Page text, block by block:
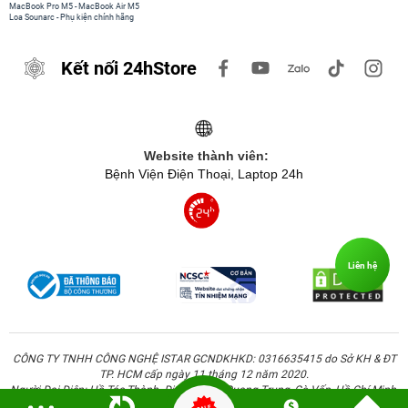
Với tổng công suất 20W, chiếc sạc nhanh này dễ dàng
sạc được hai thiết bị cùng một lúc. Mà không phải chi
đó người dùng có thể mua cục Innostyle Minigo Pro III
Dual này với giá 350.000 đồng. Mà lại gọn sạc được
nhiều thiết bị, đảm bảo được an toàn hơn. Trên thị
trường hiện tại, bạn khó có thể tìm thấy trên các phụ kiện
sạc 20W khác cùng phân khúc có nhiều khả năng vượt
MacBook Pro M5 - MacBook Air M5
Loa Sounarc - Phụ kiện chính hãng
Kết nối 24hStore
Website thành viên:
Bệnh Viện Điện Thoại, Laptop 24h
CÔNG TY TNHH CÔNG NGHỆ ISTAR GCNDKHKD: 0316635415 do Sở KH & ĐT
TP. HCM cấp ngày 11 tháng 12 năm 2020.
Người Đại Diện: Hồ Tác Thành. Địa chỉ: 389 Quang Trung, Gò Vấp, Hồ Chí Minh.
Liên hệ